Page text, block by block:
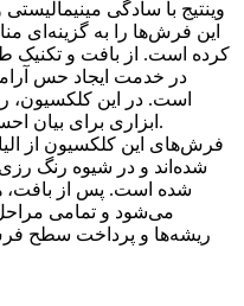
وینتیج با سادگی
این فرش‌ها را به گزینه‌ای
کرده است. از بافت و تکنیک
در خدمت ایجاد حس
است. در این کلکسیون،
ابزاری برای بیان احساس، انرژی و شخصیت فضا شده اند.
فرش‌های این کلکسیون از
شده‌اند و در شیوه رنگ رزی
شده است. پس از
می‌شود و تمامی
ریشه‌ها و پرداخت سطح فرش